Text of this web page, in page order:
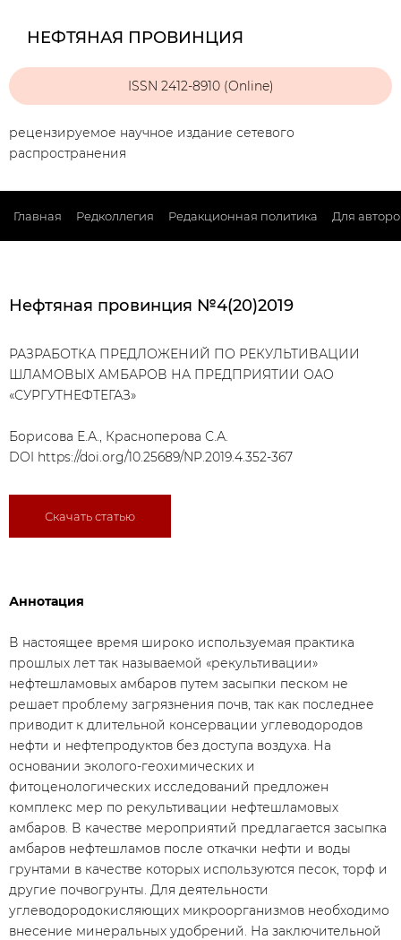
НЕФТЯНАЯ ПРОВИНЦИЯ
ISSN 2412-8910 (Online)
рецензируемое научное издание сетевого
распространения
Главная Редколлегия Редакционная политика Для
Нефтяная провинция №4(20)2019
РАЗРАБОТКА ПРЕДЛОЖЕНИЙ ПО РЕКУЛЬТИВАЦИИ
ШЛАМОВЫХ АМБАРОВ НА ПРЕДПРИЯТИИ ОАО
«СУРГУТНЕФТЕГАЗ»
Борисова Е.А., Красноперова С.А.
DOI https://doi.org/10.25689/NP.2019.4.352-367
Скачать статью
Аннотация
В настоящее время широко используемая практика
прошлых лет так называемой «рекультивации»
нефтешламовых амбаров путем засыпки песком не
решает проблему загрязнения почв, так как последнее
приводит к длительной консервации углеводородов
нефти и нефтепродуктов без доступа воздуха. На
основании эколого-геохимических и
фитоценологических исследований предложен
комплекс мер по рекультивации нефтешламовых
амбаров. В качестве мероприятий предлагается засыпка
амбаров нефтешламов после откачки нефти и воды
грунтами в качестве которых используются песок, торф и
другие почвогрунты. Для деятельности
углеводородокисляющих микроорганизмов необходимо
внесение минеральных удобрений. На заключительной